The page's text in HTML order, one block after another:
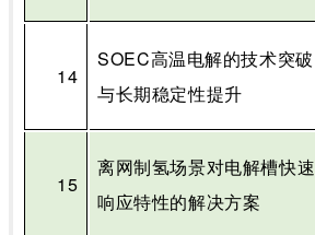
14
SOEC高温电解的技术突破
与长期稳定性提升
15
离网制氢场景对电解槽快速
响应特性的解决方案